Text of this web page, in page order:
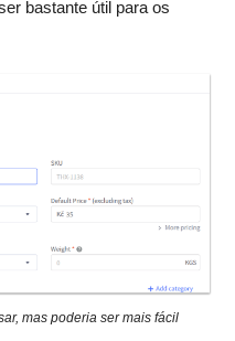
bastante útil para os
mas poderia ser mais fácil